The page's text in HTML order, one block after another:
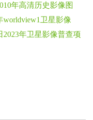
年高清历史影像图
worldview1卫星影像
年卫星影像普查项